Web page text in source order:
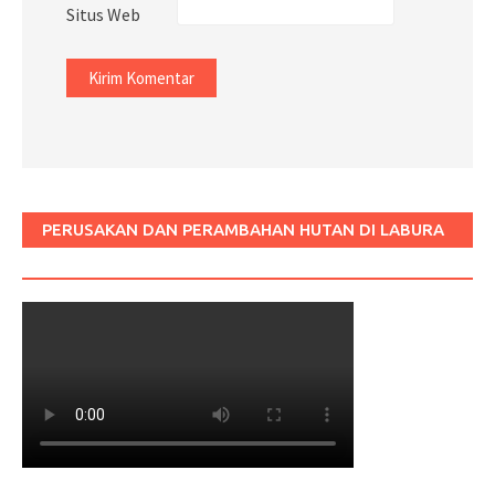
Situs Web
PERUSAKAN DAN PERAMBAHAN HUTAN DI LABURA